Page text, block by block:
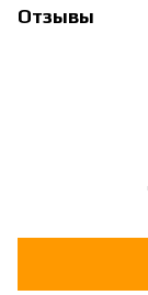
Отзывы